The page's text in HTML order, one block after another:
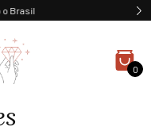
compra
0